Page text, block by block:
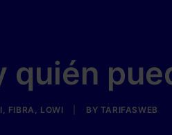
quién
, FIBRA , LOWI BY TARIFASWEB